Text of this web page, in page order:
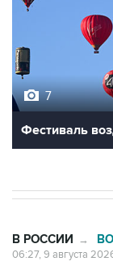
7
Фестиваль
В РОССИИ →
06:27, 9 августа